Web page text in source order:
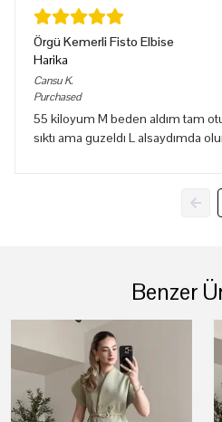
Örgü Kemerli Fisto Elbise
Harika
Cansu K.
Purchased
55 kiloyum M beden aldım tam
sıktı ama guzeldı L alsaydımda
Benzer